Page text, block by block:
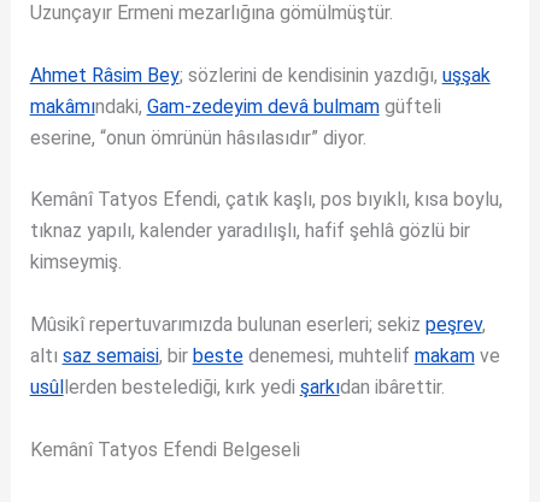
Uzunçayır Ermeni mezarlığına gömülmüştür.
Ahmet Râsim Bey; sözlerini de kendisinin yazdığı, uşşak
makâmındaki, Gam-zedeyim devâ bulmamgüfteli
eserine, “onun ömrünün hâsılasıdır” diyor.
Kemânî Tatyos Efendi, çatık kaşlı, pos bıyıklı, kısa boylu,
tıknaz yapılı, kalender yaradılışlı, hafif şehlâ gözlü bir
kimseymiş.
Mûsikî repertuvarımızda bulunan eserleri; sekiz peşrev,
altı saz semaisi, bir bestedenemesi, muhtelif makamve
usûllerden bestelediği, kırk yedi şarkıdan ibârettir.
Kemânî Tatyos Efendi Belgeseli